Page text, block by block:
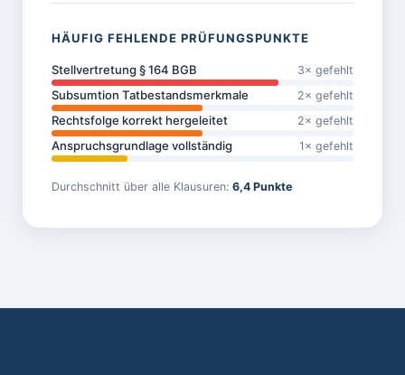
HÄUFIG FEHLENDE PRÜFUNGSPUNKTE
Stellvertretung § 164 BGB 3× gefehlt
Subsumtion Tatbestandsmerkmale 2× gefehlt
Rechtsfolge korrekt hergeleitet 2× gefehlt
Anspruchsgrundlage vollständig 1× gefehlt
Durchschnitt über alle Klausuren: 6,4 Punkte